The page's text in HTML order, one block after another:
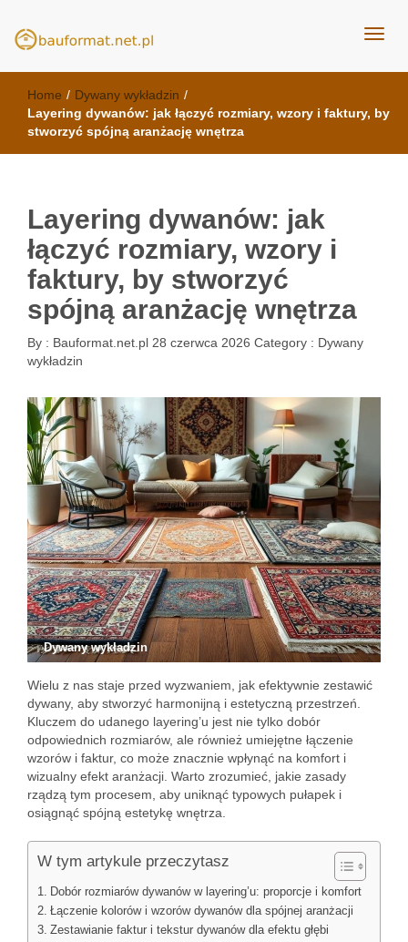
meble kuchenne Bauformat
Home / Dywany wykładzin /
Layering dywanów: jak łączyć rozmiary, wzory i faktury, by
stworzyć spójną aranżację wnętrza
Layering dywanów: jak
łączyć rozmiary, wzory i
faktury, by stworzyć
spójną aranżację wnętrza
By : Bauformat.net.pl 28 czerwca 2026 Category : Dywany
wykładzin
Dywany wykładzin
Wielu z nas staje przed wyzwaniem, jak efektywnie zestawić
dywany, aby stworzyć harmonijną i estetyczną przestrzeń.
Kluczem do udanego layering’u jest nie tylko dobór
odpowiednich rozmiarów, ale również umiejętne łączenie
wzorów i faktur, co może znacznie wpłynąć na komfort i
wizualny efekt aranżacji. Warto zrozumieć, jakie zasady
rządzą tym procesem, aby uniknąć typowych pułapek i
osiągnąć spójną estetykę wnętrza.
W tym artykule przeczytasz
Dobór rozmiarów dywanów w layering’u: proporcje i komfort
Łączenie kolorów i wzorów dywanów dla spójnej aranżacji
Zestawianie faktur i tekstur dywanów dla efektu głębi